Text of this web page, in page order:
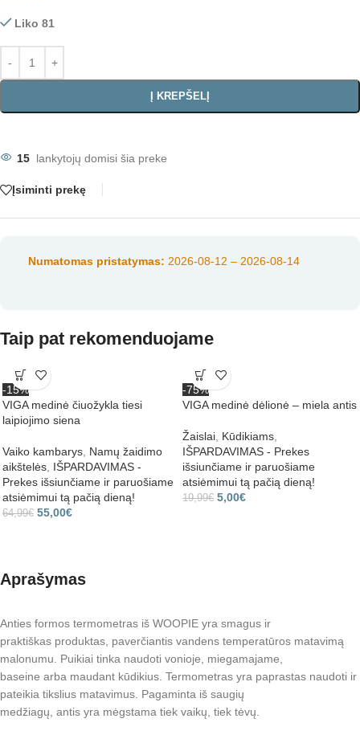
Liko 81
Į KREPŠELĮ
15 lankytojų domisi šia preke
Įsiminti prekę
Numatomas pristatymas: 2026-08-12 – 2026-08-14
Taip pat rekomenduojame
-15%
VIGA medinė čiuožykla tiesi
laipiojimo siena
Vaiko kambarys Namų žaidimo
aikštelės IŠPARDAVIMAS -
Prekes išsiunčiame ir paruošiame
atsiėmimui tą pačią dieną!
64,99€ 55,00€
-75%
VIGA medinė dėlionė – miela antis
Žaislai Kūdikiams
IŠPARDAVIMAS - Prekes
išsiunčiame ir paruošiame
atsiėmimui tą pačią dieną!
19,99€ 5,00€
Aprašymas
Anties formos termometras iš WOOPIE yra smagus ir
praktiškas produktas, paverčiantis vandens temperatūros matavimą
malonumu. Puikiai tinka naudoti vonioje, miegamajame,
baseine arba maudant kūdikius. Termometras yra paprastas naudoti ir
pateikia tikslius matavimus. Pagaminta iš saugių
medžiagų, antis yra mėgstama tiek vaikų, tiek tėvų.